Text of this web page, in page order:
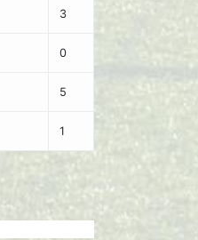
3
0
5
1